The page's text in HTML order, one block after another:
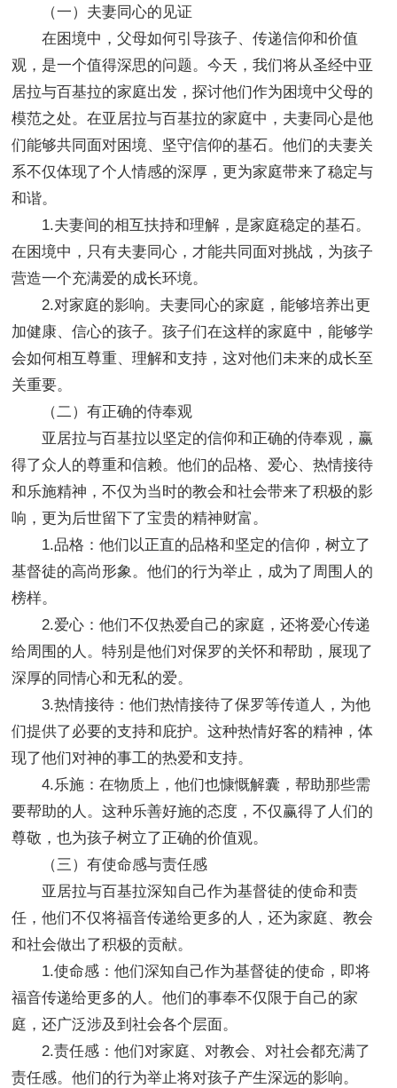
（一）夫妻同心的见证
在困境中，父母如何引导孩子、传递信仰和价值
观，是一个值得深思的问题。今天，我们将从圣经中亚
居拉与百基拉的家庭出发，探讨他们作为困境中父母的
模范之处。在亚居拉与百基拉的家庭中，夫妻同心是他
们能够共同面对困境、坚守信仰的基石。他们的夫妻关
系不仅体现了个人情感的深厚，更为家庭带来了稳定与
和谐。
1.夫妻间的相互扶持和理解，是家庭稳定的基石。
在困境中，只有夫妻同心，才能共同面对挑战，为孩子
营造一个充满爱的成长环境。
2.对家庭的影响。夫妻同心的家庭，能够培养出更
加健康、信心的孩子。孩子们在这样的家庭中，能够学
会如何相互尊重、理解和支持，这对他们未来的成长至
关重要。
（二）有正确的侍奉观
亚居拉与百基拉以坚定的信仰和正确的侍奉观，赢
得了众人的尊重和信赖。他们的品格、爱心、热情接待
和乐施精神，不仅为当时的教会和社会带来了积极的影
响，更为后世留下了宝贵的精神财富。
1.品格：他们以正直的品格和坚定的信仰，树立了
基督徒的高尚形象。他们的行为举止，成为了周围人的
榜样。
2.爱心：他们不仅热爱自己的家庭，还将爱心传递
给周围的人。特别是他们对保罗的关怀和帮助，展现了
深厚的同情心和无私的爱。
3.热情接待：他们热情接待了保罗等传道人，为他
们提供了必要的支持和庇护。这种热情好客的精神，体
现了他们对神的事工的热爱和支持。
4.乐施：在物质上，他们也慷慨解囊，帮助那些需
要帮助的人。这种乐善好施的态度，不仅赢得了人们的
尊敬，也为孩子树立了正确的价值观。
（三）有使命感与责任感
亚居拉与百基拉深知自己作为基督徒的使命和责
任，他们不仅将福音传递给更多的人，还为家庭、教会
和社会做出了积极的贡献。
1.使命感：他们深知自己作为基督徒的使命，即将
福音传递给更多的人。他们的事奉不仅限于自己的家
庭，还广泛涉及到社会各个层面。
2.责任感：他们对家庭、对教会、对社会都充满了
责任感。他们的行为举止将对孩子产生深远的影响。